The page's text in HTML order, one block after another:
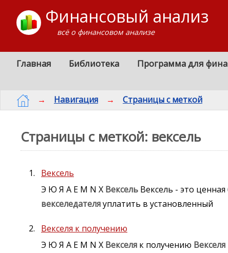
Финансовый анализ
всё о финансовом анализе
Главная Библиотека Программа для
→ Навигация → Страницы с меткой
Страницы с меткой: вексель
Вексель
Э Ю Я A E M N X Вексель Вексель - это
векселедателяуплатить в установленный
Векселя к получению
Э Ю Я A E M N X Векселя к получению Векселя